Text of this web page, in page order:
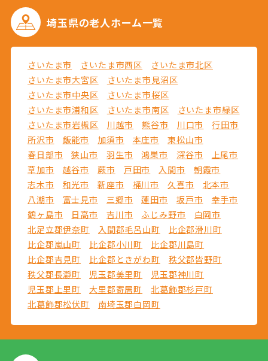
埼玉県の老人ホーム一覧
さいたま市 さいたま市西区
さいたま市北区
さいたま市大宮区
さいたま市見沼区
さいたま市中央区
さいたま市桜区
さいたま市浦和区
さいたま市南区
さいたま市緑区
さいたま市岩槻区
川越市 熊谷市 川口市
行田市
所沢市
飯能市 加須市 本庄市
東松山市
春日部市
狭山市 羽生市 鴻巣市 深谷市
上尾市
草加市
越谷市 蕨市 戸田市 入間市
朝霞市
志木市
和光市 新座市 桶川市 久喜市
北本市
八潮市
富士見市 三郷市 蓮田市 坂戸市
幸手市
鶴ヶ島市
日高市 吉川市 ふじみ野市
白岡市
北足立郡伊奈町
入間郡毛呂山町
比企郡滑川町
比企郡嵐山町
比企郡小川町
比企郡川島町
比企郡吉見町
比企郡ときがわ町
秩父郡皆野町
秩父郡長瀞町
児玉郡美里町
児玉郡神川町
児玉郡上里町
大里郡寄居町
北葛飾郡杉戸町
北葛飾郡松伏町
南埼玉郡白岡町